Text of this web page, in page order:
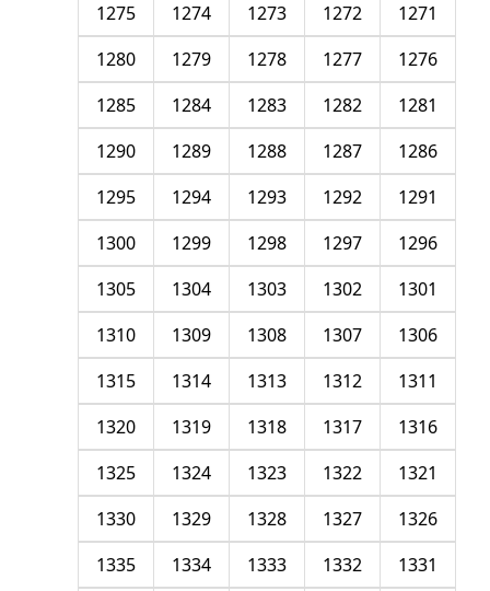
1271
1272
1273
1274
1275
1276
1277
1278
1279
1280
1281
1282
1283
1284
1285
1286
1287
1288
1289
1290
1291
1292
1293
1294
1295
1296
1297
1298
1299
1300
1301
1302
1303
1304
1305
1306
1307
1308
1309
1310
1311
1312
1313
1314
1315
1316
1317
1318
1319
1320
1321
1322
1323
1324
1325
1326
1327
1328
1329
1330
1331
1332
1333
1334
1335